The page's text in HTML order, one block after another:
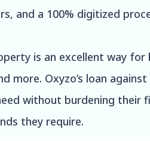
and a 100% digitized
is an excellent way
more. Oxyzo’s loan
without burdening their
they require.